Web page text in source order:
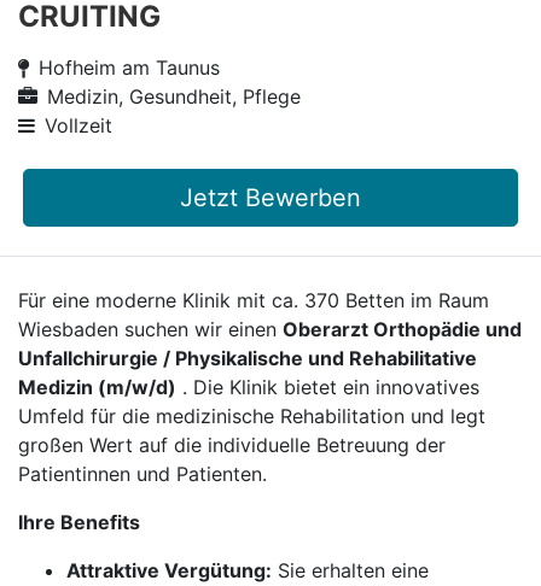
CRUITING
Hofheim am Taunus
Medizin, Gesundheit, Pflege
Vollzeit
Jetzt Bewerben
Für eine moderne Klinik mit ca. 370 Betten im Raum
Wiesbaden suchen wir einen Oberarzt Orthopädie und
Unfallchirurgie / Physikalische und Rehabilitative
Medizin (m/w/d) . Die Klinik bietet ein innovatives
Umfeld für die medizinische Rehabilitation und legt
großen Wert auf die individuelle Betreuung der
Patientinnen und Patienten.
Ihre Benefits
Attraktive Vergütung: Sie erhalten eine